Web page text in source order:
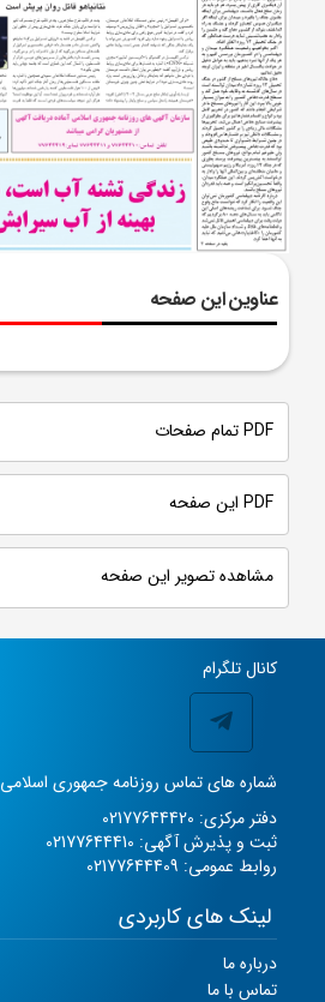
عناوین این صفحه
PDF تمام صفحات
PDF این صفحه
مشاهده تصویر این صفحه
کانال تلگرام
شماره های تماس روزنامه جمهوری اسلامی
دفتر مرکزی: 02177644420
ثبت و پذیرش آگهی: 02177644410
روابط عمومی: 02177644409
لینک های کاربردی
درباره ما
تماس با ما